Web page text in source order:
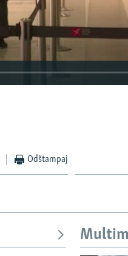
270p 360p
Odštampaj